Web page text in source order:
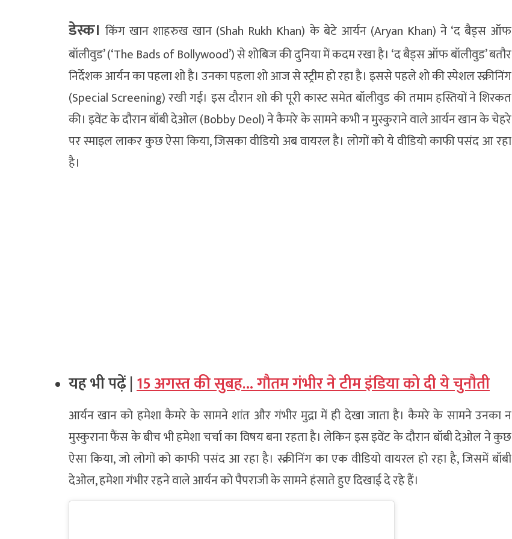
डेस्क। किंग खान शाहरुख खान (Shah Rukh Khan) के बेटे आर्यन (Aryan Khan) ने ‘द बैड्स ऑफ
बॉलीवुड’ (‘The Bads of Bollywood’) से शोबिज की दुनिया में कदम रखा है। ‘द बैड्स ऑफ बॉलीवुड’ बतौर
निर्देशक आर्यन का पहला शो है। उनका पहला शो आज से स्ट्रीम हो रहा है। इससे पहले शो की स्पेशल स्क्रीनिंग
(Special Screening) रखी गई। इस दौरान शो की पूरी कास्ट समेत बॉलीवुड की तमाम हस्तियों ने शिरकत
की। इवेंट के दौरान बॉबी देओल (Bobby Deol) ने कैमरे के सामने कभी न मुस्कुराने वाले आर्यन खान के चेहरे
पर स्माइल लाकर कुछ ऐसा किया, जिसका वीडियो अब वायरल है। लोगों को ये वीडियो काफी पसंद आ रहा
है।
यह भी पढ़ें |15 अगस्त की सुबह… गौतम गंभीर ने टीम इंडिया को दी ये चुनौती
आर्यन खान को हमेशा कैमरे के सामने शांत और गंभीर मुद्रा में ही देखा जाता है। कैमरे के सामने उनका न
मुस्कुराना फैंस के बीच भी हमेशा चर्चा का विषय बना रहता है। लेकिन इस इवेंट के दौरान बॉबी देओल ने कुछ
ऐसा किया, जो लोगों को काफी पसंद आ रहा है। स्क्रीनिंग का एक वीडियो वायरल हो रहा है, जिसमें बॉबी
देओल, हमेशा गंभीर रहने वाले आर्यन को पैपराजी के सामने हंसाते हुए दिखाई दे रहे हैं।